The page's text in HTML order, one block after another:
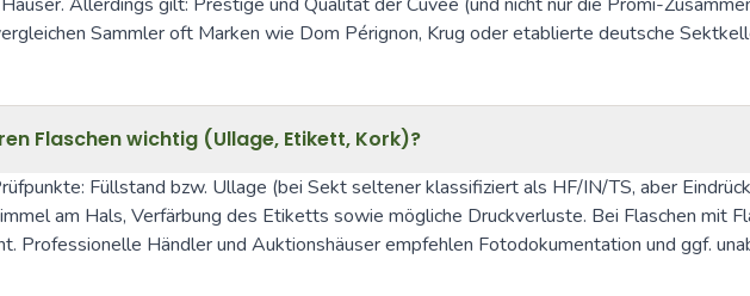
Sammler oft Marken wie Dom Pérignon, Krug oder etablierte deutsche
Flaschen wichtig (Ullage, Etikett, Kork)?
Füllstand bzw. Ullage (bei Sekt seltener klassifiziert als HF/IN/TS, aber
am Hals, Verfärbung des Etiketts sowie mögliche Druckverluste. Bei Flaschen mit
Professionelle Händler und Auktionshäuser empfehlen Fotodokumentation und ggf.